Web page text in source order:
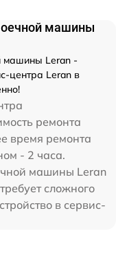
машины
машины Leran -
центра Leran в
ремонта
время ремонта
- 2 часа.
машины Leran
сложного
в сервис-